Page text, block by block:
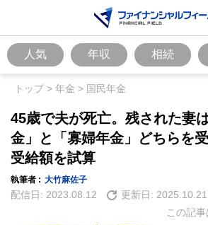
人気 年収 相続
トップ> 年金 > 国民年金
45歳で夫が死亡。残された妻
金」と「寡婦年金」どちらを
受給額を試算
執筆者 : 大竹麻佐子
配信日: 2023.08.12 更新日: 2025.10.21
この記事